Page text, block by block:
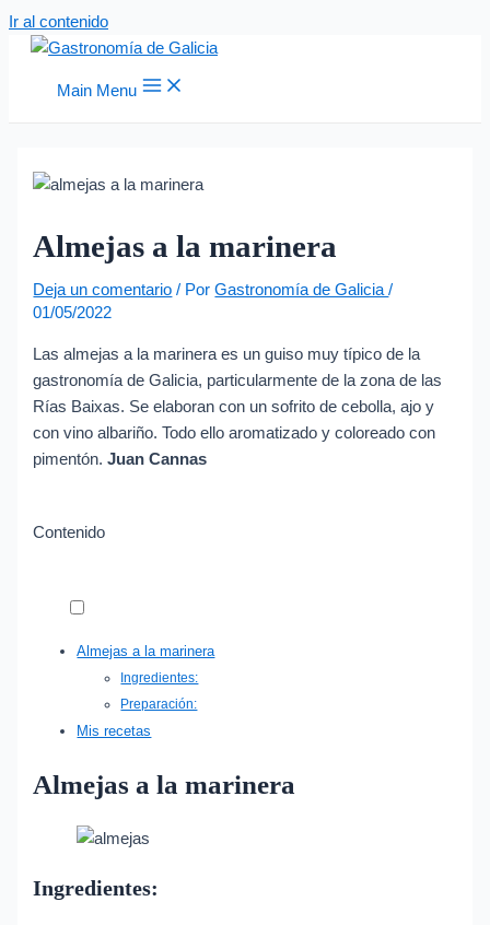
Ir al contenido
Main Menu
Almejas a la marinera
Deja un comentario / PorGastronomía de Galicia/
01/05/2022
Las almejas a la marinera es un guiso muy típico de la
gastronomía de Galicia, particularmente de la zona de las
Rías Baixas. Se elaboran con un sofrito de cebolla, ajo y
con vino albariño. Todo ello aromatizado y coloreado con
pimentón.Juan Cannas
Contenido
Almejas a la marinera
Ingredientes:
Preparación:
Mis recetas
Almejas a la marinera
Ingredientes: